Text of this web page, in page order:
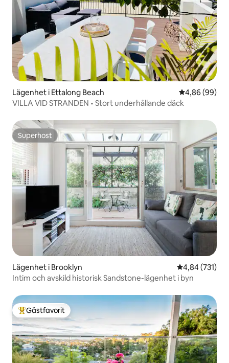
Lägenhet i Ettalong Beach 4,86 av 5 i
4,86 (99)
VILLA VID STRANDEN • Stort underhållande däck
Superhost
Superhost
Lägenhet i Brooklyn 4,84 av 5 i
4,84 (731)
Intim och avskild historisk Sandstone-lägenhet i byn
Populär gästfavorit
Gästfavorit